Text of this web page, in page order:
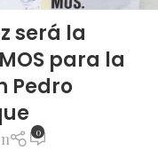
será la
para la
Pedro
0